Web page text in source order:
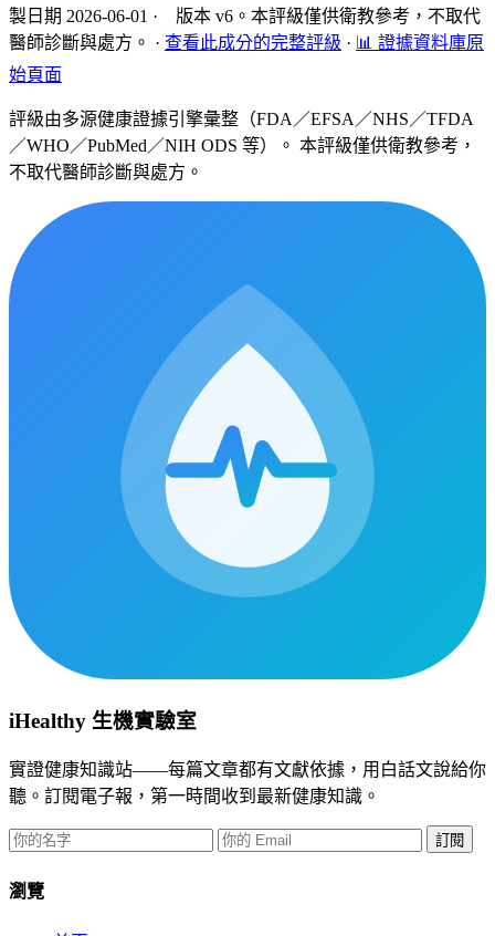
製日期 2026-06-01 · 版本 v6。本評級僅供衛教參考，不取代
醫師診斷與處方。 · 查看此成分的完整評級 · 📊 證據資料庫原
始頁面
評級由多源健康證據引擎彙整（FDA／EFSA／NHS／TFDA
／WHO／PubMed／NIH ODS 等）。 本評級僅供衛教參考，
不取代醫師診斷與處方。
iHealthy 生機實驗室
實證健康知識站——每篇文章都有文獻依據，用白話文說給你
聽。訂閱電子報，第一時間收到最新健康知識。
訂閱
瀏覽